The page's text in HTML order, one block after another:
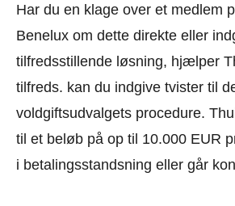
Har du en klage over et medlem
Benelux om dette direkte eller
tilfredsstillende løsning, hjælper
tilfreds. kan du indgive tvister til
voldgiftsudvalgets procedure.
til et beløb på op til 10.000 EUR
i betalingsstandsning eller går